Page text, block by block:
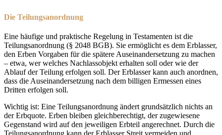
Die Teilungsanordnung
Eine häufige und praktische Regelung in Testamenten ist die
Teilungsanordnung (§ 2048 BGB). Sie ermöglicht es dem Erblasser,
den Erben Vorgaben für die spätere Auseinandersetzung zu machen
– etwa, wer welches Nachlassobjekt erhalten soll oder wie der
Ablauf der Teilung erfolgen soll. Der Erblasser kann auch anordnen,
dass die Auseinandersetzung nach dem billigen Ermessen eines
Dritten erfolgen soll.
Wichtig ist: Eine Teilungsanordnung ändert grundsätzlich nichts an
der Erbquote. Erben bleiben gleichberechtigt, der zugewiesene
Gegenstand wird auf den jeweiligen Erbteil angerechnet. Durch die